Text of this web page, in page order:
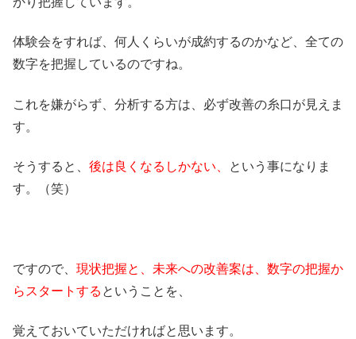
体験会をすれば、何人くらいが成約するのかなど、全ての
数字を把握しているのですね。
これを嫌がらず、分析する方は、必ず改善の糸口が見えま
す。
そうすると、 後は良くなるしかない、
という事になりま
す。（笑）
ですので、 現状把握と、未来への改善案は、数字の把握か
らスタートする ということを、
覚えておいていただければと思います。